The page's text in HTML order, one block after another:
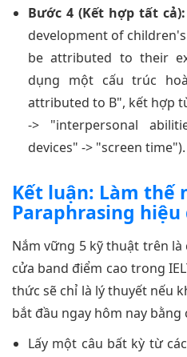
Bước 4 (Kết hợp tất cả):
development of
be attributed to their
dụng một cấu trúc
attributed to B", kết hợp
-> "interpersonal
devices" -> "screen time").
Kết luận: Làm thế
Paraphrasing hiệu
Nắm vững 5 kỹ thuật trên
cửa band điểm cao trong
thức sẽ chỉ là lý thuyết nếu
bắt đầu ngay hôm nay bằng
Lấy một câu bất kỳ từ